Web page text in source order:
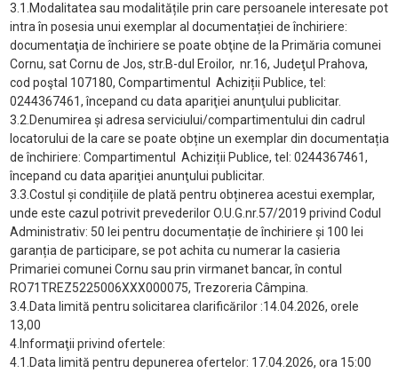
3.1.Modalitatea sau modalitățile prin care persoanele interesate pot
intra în posesia unui exemplar al documentației de închiriere:
documentaţia de închiriere se poate obţine de la Primăria comunei
Cornu, sat Cornu de Jos, str.B-dul Eroilor, nr.16, Judeţul Prahova,
cod poştal 107180, Compartimentul
Achiziții Publice, tel:
0244367461, începand cu data apariţiei anunţului publicitar.
3.2.Denumirea și adresa serviciului/compartimentului din cadrul
locatorului de la care se poate obține un exemplar din documentația
de închiriere: Compartimentul
Achiziții Publice, tel: 0244367461,
începand cu data apariţiei anunţului publicitar.
3.3.Costul și condițiile de plată pentru obținerea acestui exemplar,
unde este cazul potrivit prevederilor O.U.G.nr.57/2019 privind Codul
Administrativ: 50 lei pentru documentație de închiriere și 100 lei
garanția de participare, se pot achita cu numerar la casieria
Primariei comunei Cornu sau prin virmanet bancar, în contul
RO71TREZ5225006XXX000075, Trezoreria Câmpina.
3.4.Data limită pentru solicitarea clarificărilor :14.04.2026, orele
13,00
4.Informaţii privind ofertele:
4.1.Data limită pentru depunerea ofertelor: 17.04.2026, ora 15:00